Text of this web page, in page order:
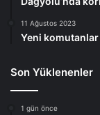
11 Ağustos 2023
Yeni
Son Yüklenenler
1 gün önce